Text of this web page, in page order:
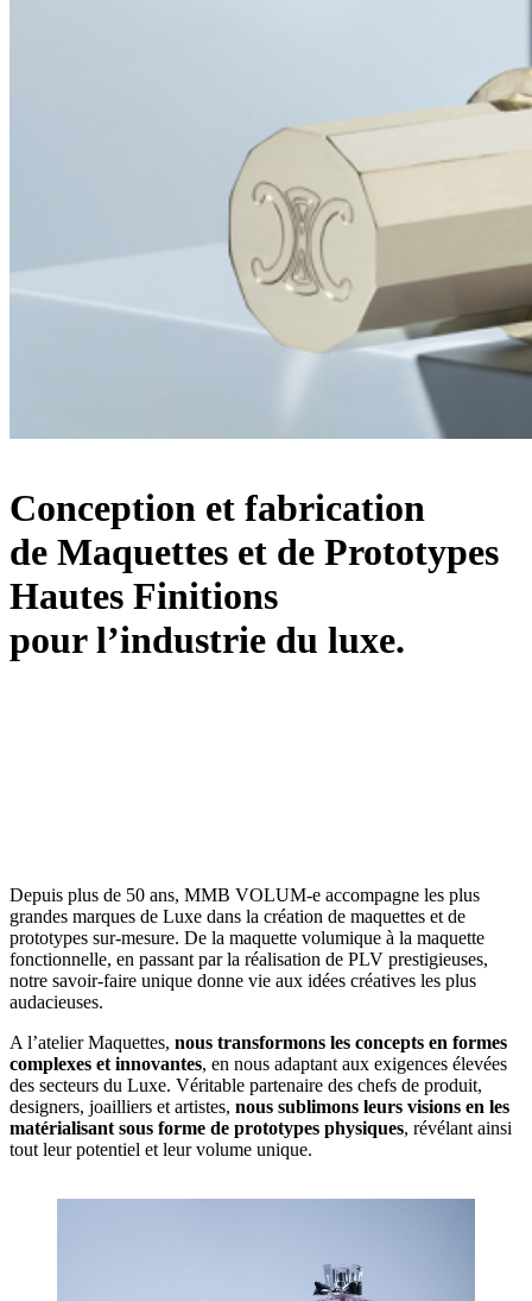
Conception et fabrication
de Maquettes et de Prototypes
Hautes Finitions
pour l’industrie du luxe.
Depuis plus de 50 ans, MMB VOLUM-e accompagne les plus
grandes marques de Luxe dans la création de maquettes et de
prototypes sur-mesure. De la maquette volumique à la maquette
fonctionnelle, en passant par la réalisation de PLV prestigieuses,
notre savoir-faire unique donne vie aux idées créatives les plus
audacieuses.
A l’atelier Maquettes, nous transformons les concepts en formes
complexes et innovantes, en nous adaptant aux exigences élevées
des secteurs du Luxe. Véritable partenaire des chefs de produit,
designers, joailliers et artistes, nous sublimons leurs visions en les
matérialisant sous forme de prototypes physiques, révélant ainsi
tout leur potentiel et leur volume unique.